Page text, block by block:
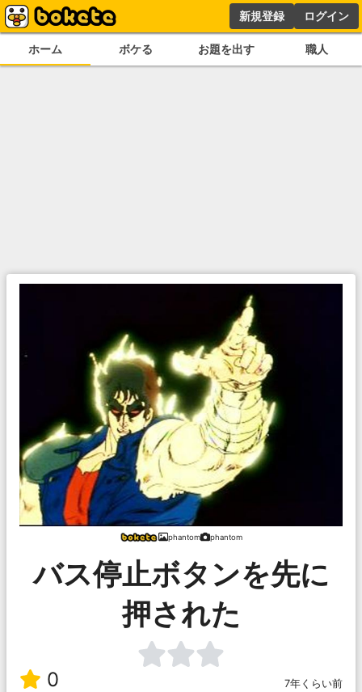
新規登録 ログイン
ホーム ボケる お題を出す 職人
phantom phantom
バス停止ボタンを先に
押された
0 7年くらい前